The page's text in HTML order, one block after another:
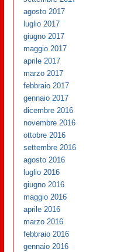
agosto 2017
luglio 2017
giugno 2017
maggio 2017
aprile 2017
marzo 2017
febbraio 2017
gennaio 2017
dicembre 2016
novembre 2016
ottobre 2016
settembre 2016
agosto 2016
luglio 2016
giugno 2016
maggio 2016
aprile 2016
marzo 2016
febbraio 2016
gennaio 2016